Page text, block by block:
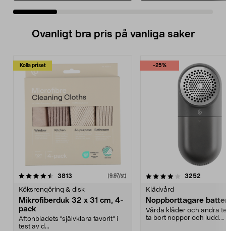
Ovanligt bra pris på vanliga saker
Kolla priset
3813 (9,97/st)
Köksrengöring & disk
Mikrofiberduk 32 x 31 cm, 4-
pack
Aftonbladets "självklara favorit” i
test av d...
-25%
4.0av 5 stjärnor 3252
Klädvård
Noppborttagare
Vårda kläder och andra
ta bort noppor och ludd.
4.5av 5 stjärnor